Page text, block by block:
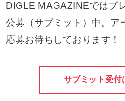
DIGLE MAGAZINEではプ
公募（サブミット）中。ア
応募お待ちしております！
サブミット受付